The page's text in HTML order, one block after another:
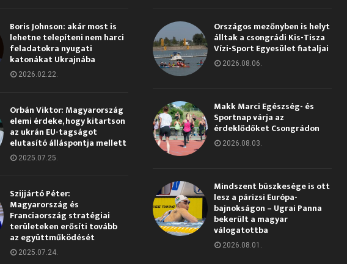
Boris Johnson: akár most is
lehetne telepíteni nem harci
feladatokra nyugati
katonákat Ukrajnába
2026.02.22.
Orbán Viktor: Magyarország
elemi érdeke, hogy kitartson
az ukrán EU-tagságot
elutasító álláspontja mellett
2025.07.25.
Szijjártó Péter:
Magyarország és
Franciaország stratégiai
területeken erősíti tovább
az együttműködését
2025.07.24.
Országos mezőnyben is helyt
álltak a csongrádi Kis-Tisza
Vízi-Sport Egyesület fiataljai
2026.08.06.
Makk Marci Egészség- és
Sportnap várja az
érdeklődőket Csongrádon
2026.08.03.
Mindszent büszkesége is ott
lesz a párizsi Európa-
bajnokságon – Ugrai Panna
bekerült a magyar
válogatottba
2026.08.01.